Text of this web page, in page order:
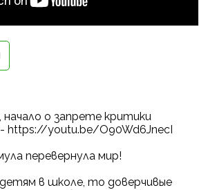
о запрете критики
https://youtu.be/O90Wd6JnecI
перевернула мир!
в школе, то доверчивые